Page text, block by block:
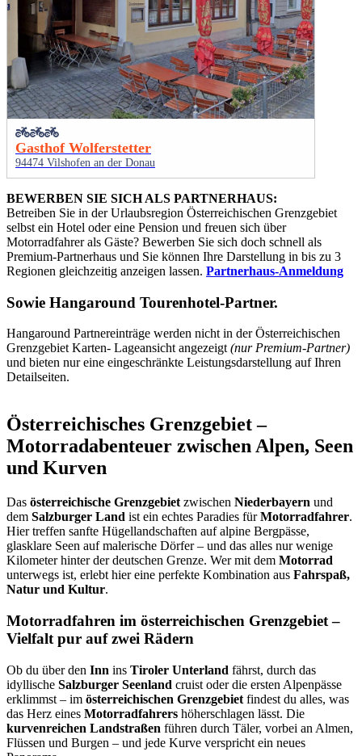
Gasthof Wolferstetter
94474 Vilshofen an der Donau
BEWERBEN SIE SICH ALS PARTNERHAUS:
Betreiben Sie in der Urlaubsregion Österreichischen Grenzgebiet
selbst ein Hotel oder eine Pension und freuen sich über
Motorradfahrer als Gäste? Bewerben Sie sich doch schnell als
Premium-Partnerhaus und Sie können Ihre Darstellung in bis zu 3
Regionen gleichzeitig anzeigen lassen. Partnerhaus-Anmeldung
Sowie Hangaround Tourenhotel-Partner.
Hangaround Partnereinträge werden nicht in der Österreichischen
Grenzgebiet Karten- Lageansicht angezeigt (nur Premium-Partner)
und bieten nur eine eingeschränkte Leistungsdarstellung auf Ihren
Detailseiten.
Österreichisches Grenzgebiet –
Motorradabenteuer zwischen Alpen, Seen
und Kurven
Das österreichische Grenzgebiet zwischen Niederbayern und
dem Salzburger Land ist ein echtes Paradies fürMotorradfahrer.
Hier treffen sanfte Hügellandschaften auf alpine Bergpässe,
glasklare Seen auf malerische Dörfer – und das alles nur wenige
Kilometer hinter der deutschen Grenze. Wer mit dem Motorrad
unterwegs ist, erlebt hier eine perfekte Kombination aus Fahrspaß,
Natur und Kultur.
Motorradfahren im österreichischen Grenzgebiet –
Vielfalt pur auf zwei Rädern
Ob du über den Inn ins Tiroler Unterland fährst, durch das
idyllische Salzburger Seenland cruist oder die ersten Alpenpässe
erklimmst – im österreichischen Grenzgebiet findest du alles, was
das Herz eines Motorradfahrers höherschlagen lässt. Die
kurvenreichen Landstraßen führen durch Täler, vorbei an Almen,
Flüssen und Burgen – und jede Kurve verspricht ein neues